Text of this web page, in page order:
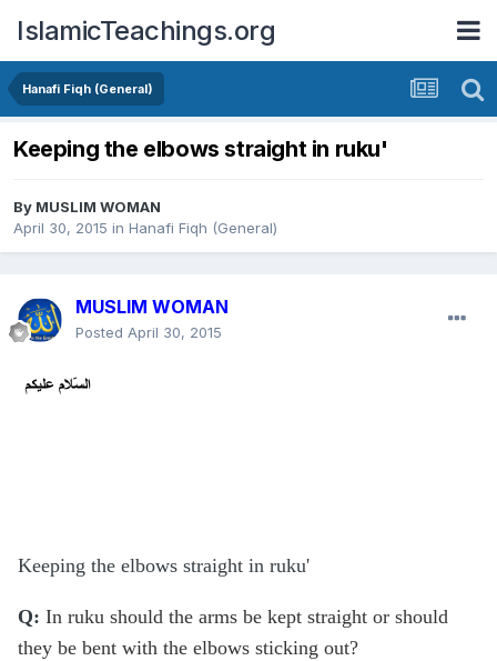
IslamicTeachings.org
Hanafi Fiqh (General)
Keeping the elbows straight in ruku'
By MUSLIM WOMAN
April 30, 2015 in Hanafi Fiqh (General)
MUSLIM WOMAN
Posted April 30, 2015
Keeping the elbows straight in ruku'
Q: In ruku should the arms be kept straight or should
they be bent with the elbows sticking out?